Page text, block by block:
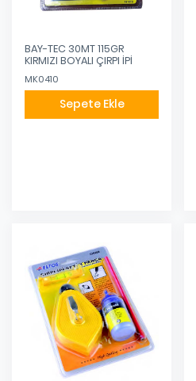
BAY-TEC 30MT 115GR
KIRMIZI BOYALI ÇIRPI İPİ
MK0410
Sepete Ekle